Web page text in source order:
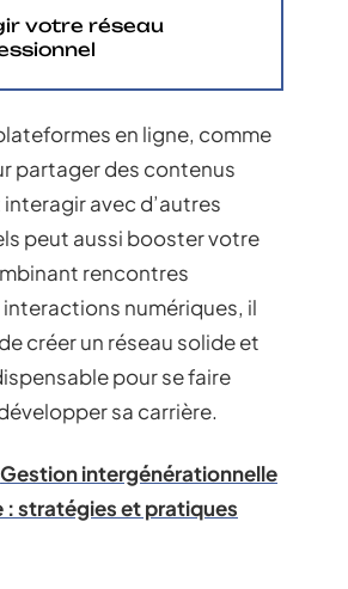
votre réseau
en ligne, comme
partager des contenus
avec d’autres
peut aussi booster votre
rencontres
numériques, il
créer un réseau solide et
pour se faire
sa carrière.
Gestion intergénérationnelle
: stratégies et pratiques